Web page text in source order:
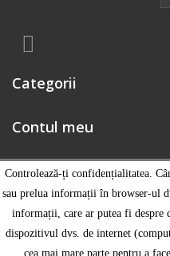
Controlează-ți confidențialitatea.
sau prelua informații în browser-ul
informații, care ar putea fi despre
dispozitivul dvs. de internet
cea mai mare parte pentru a
Categorii
Contul meu
Informatii magazin